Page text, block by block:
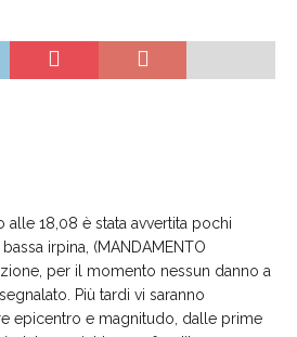
alle 18,08 è stata avvertita pochi
irpina, (MANDAMENTO
per il momento nessun danno a
Più tardi vi saranno
epicentro e magnitudo, dalle prime